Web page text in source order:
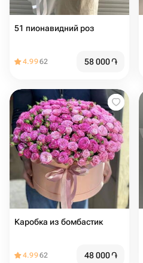
51 пионавидний роз
4.9962 58 000֏
Каробка из бомбастик
4.9962 48 000֏